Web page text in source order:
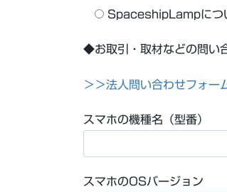
SpaceshipLampにつ
◆お取引・取材などの問い
＞＞法人問い合わせフォー
スマホの機種名（型番）
スマホのOSバージョン